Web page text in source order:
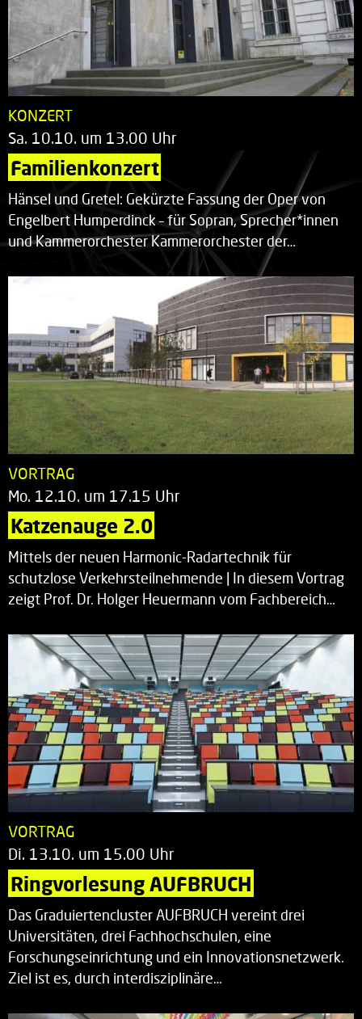
KONZERT
Sa. 10.10. um 13.00 Uhr
Familienkonzert
Hänsel und Gretel: Gekürzte Fassung der Oper von
Engelbert Humperdinck – für Sopran, Sprecher*innen
und Kammerorchester Kammerorchester der…
VORTRAG
Mo. 12.10. um 17.15 Uhr
Katzenauge 2.0
Mittels der neuen Harmonic-Radartechnik für
schutzlose Verkehrsteilnehmende | In diesem Vortrag
zeigt Prof. Dr. Holger Heuermann vom Fachbereich…
VORTRAG
Di. 13.10. um 15.00 Uhr
Ringvorlesung AUFBRUCH
Das Graduiertencluster AUFBRUCH vereint drei
Universitäten, drei Fachhochschulen, eine
Forschungseinrichtung und ein Innovationsnetzwerk.
Ziel ist es, durch interdisziplinäre…